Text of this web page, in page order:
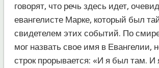
говорят, что речь здесь идет,
евангелисте Марке, который был
свидетелем этих событий. По
мог назвать свое имя в Евангелии,
строк прорывается: «И я был там. И